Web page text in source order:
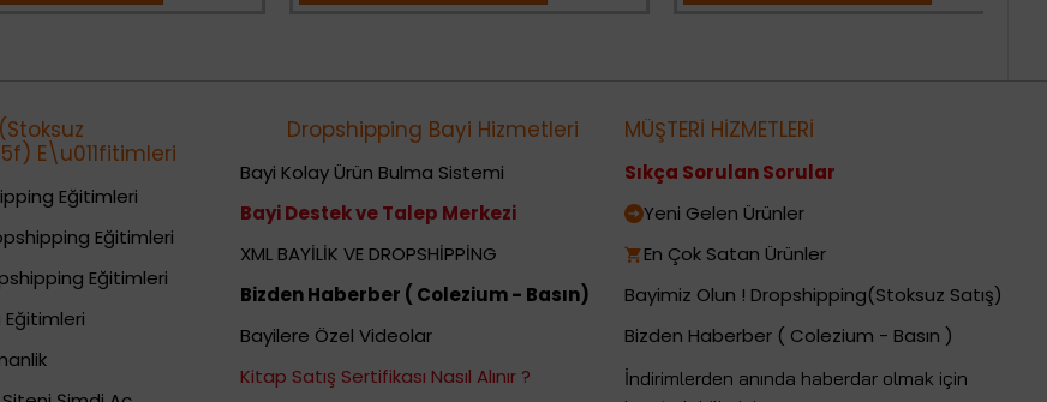
E\u011fitimleri
Eğitimleri
Eğitimleri
Eğitimleri
Eğitimleri
Dropshipping Bayi Hizmetleri
Bayi Kolay Ürün Bulma Sistemi
Bayi Destek ve Talep Merkezi
XML BAYİLİK VE DROPSHİPPİNG
Bizden Haberber ( Colezium - Basın)
Bayilere Özel Videolar
Kitap Satış Sertifikası Nasıl Alınır ?
MÜŞTERİ HİZMETLERİ
Sıkça Sorulan Sorular
Yeni Gelen Ürünler
En Çok Satan Ürünler
Bayimiz Olun ! Dropshipping(Stoksuz Satış)
Bizden Haberber ( Colezium - Basın )
İndirimlerden anında haberdar olmak için